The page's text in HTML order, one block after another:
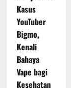
Kasus
YouTuber
Bigmo,
Kenali
Bahaya
Vape bagi
Kesehatan